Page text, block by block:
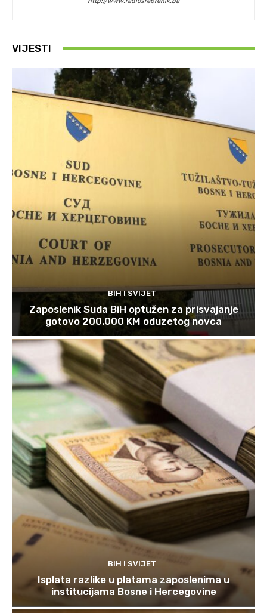
VIJESTI
BIH I SVIJET
Zaposlenik Suda BiH optužen za prisvajanje
gotovo 200.000 KM oduzetog novca
BIH I SVIJET
Isplata razlike u platama zaposlenima u
institucijama Bosne i Hercegovine